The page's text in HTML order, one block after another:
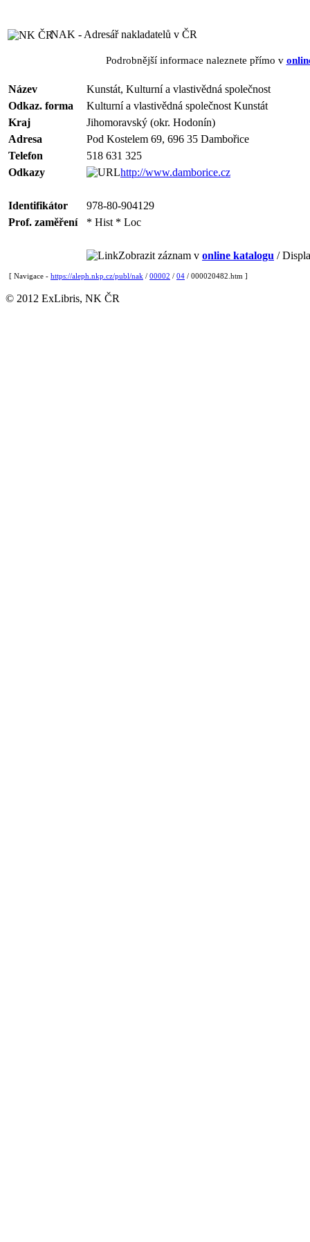
NAK - Adresář nakladatelů v ČR
Podrobnější informace naleznete přímo v
Název
Kunstát, Kulturní a vlastivědná společnost
Odkaz. forma
Kulturní a vlastivědná společnost Kunstát
Kraj
Jihomoravský (okr. Hodonín)
Adresa
Pod Kostelem 69, 696 35 Dambořice
Telefon
518 631 325
Odkazy
http://www.damborice.cz
Identifikátor
978-80-904129
Prof. zaměření
* Hist * Loc
Zobrazit záznam v online katalogu /
[ Navigace - https://aleph.nkp.cz/publ/nak / 00002 / 04 / 000020482.htm ]
© 2012 ExLibris, NK ČR